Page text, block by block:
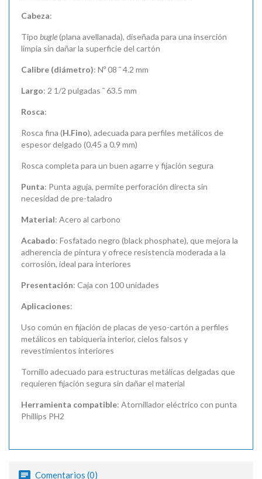
Cabeza:
Tipo bugle(plana avellanada), diseñada para una inserción
limpia sin dañar la superficie del cartón
Calibre (diámetro): Nº 08 ˜ 4.2 mm
Largo: 2 1/2 pulgadas ˜ 63.5 mm
Rosca:
Rosca fina (H.Fino), adecuada para perfiles metálicos de
espesor delgado (0.45 a 0.9 mm)
Rosca completa para un buen agarre y fijación segura
Punta: Punta aguja, permite perforación directa sin
necesidad de pre-taladro
Material: Acero al carbono
Acabado: Fosfatado negro (black phosphate), que mejora la
adherencia de pintura y ofrece resistencia moderada a la
corrosión, ideal para interiores
Presentación: Caja con 100 unidades
Aplicaciones:
Uso común en fijación de placas de yeso-cartón a perfiles
metálicos en tabiquería interior, cielos falsos y
revestimientos interiores
Tornillo adecuado para estructuras metálicas delgadas que
requieren fijación segura sin dañar el material
Herramienta compatible: Atornillador eléctrico con punta
Phillips PH2
Comentarios (0)